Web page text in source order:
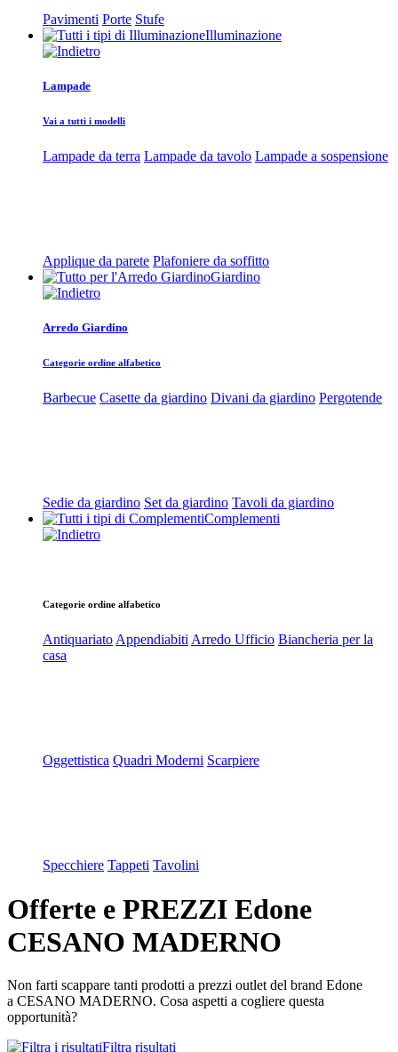
Pavimenti Porte Stufe
Illuminazione
Lampade
Vai a tutti i modelli
Lampade da terra Lampade da tavolo Lampade a sospensione
Applique da parete Plafoniere da soffitto
Giardino
Arredo Giardino
Categorie ordine alfabetico
Barbecue Casette da giardino Divani da giardino Pergotende
Sedie da giardino Set da giardino Tavoli da giardino
Complementi
Categorie ordine alfabetico
Antiquariato Appendiabiti Arredo Ufficio Biancheria per la
casa
Oggettistica Quadri Moderni Scarpiere
Specchiere Tappeti Tavolini
Offerte e PREZZI Edone
CESANO MADERNO
Non farti scappare tanti prodotti a prezzi outlet del brand Edone
a CESANO MADERNO. Cosa aspetti a cogliere questa
opportunità?
Filtra risultati